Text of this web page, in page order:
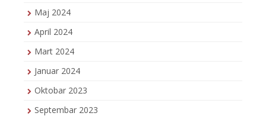
Maj 2024
April 2024
Mart 2024
Januar 2024
Oktobar 2023
Septembar 2023